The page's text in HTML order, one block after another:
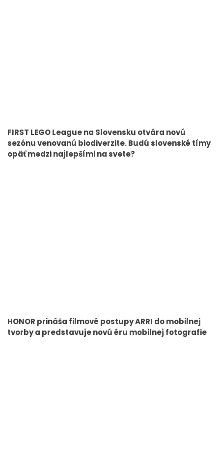
FIRST LEGO League na Slovensku otvára novú
sezónu venovanú biodiverzite. Budú slovenské tímy
opäť medzi najlepšími na svete?
HONOR prináša filmové postupy ARRI do mobilnej
tvorby a predstavuje novú éru mobilnej fotografie